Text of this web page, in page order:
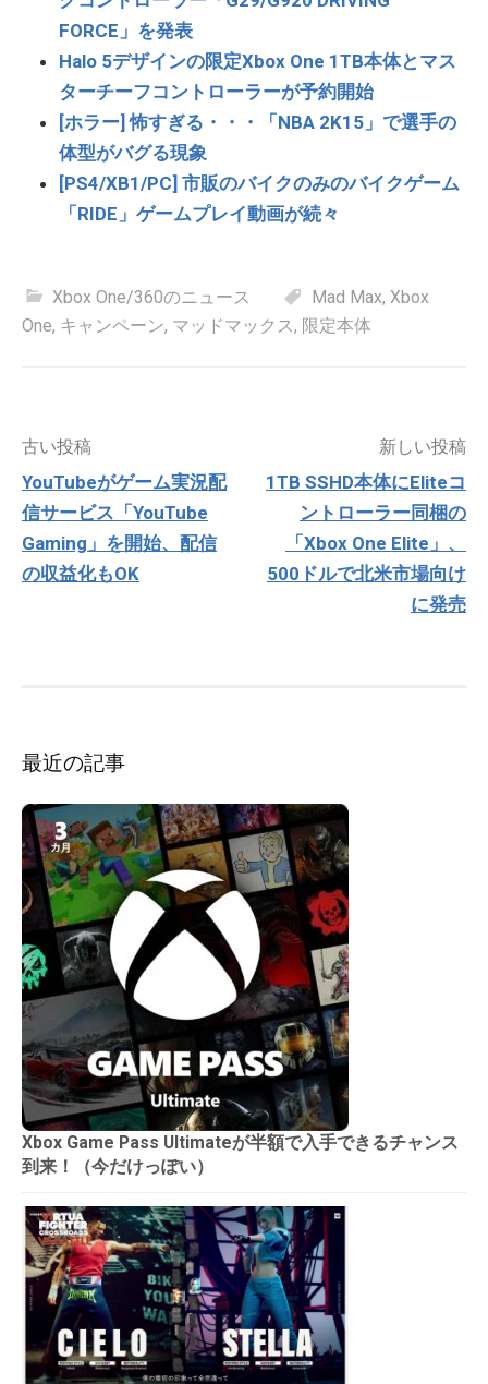
FORCE」を発表
Halo 5デザインの限定Xbox One 1TB本体とマス
ターチーフコントローラーが予約開始
[ホラー] 怖すぎる・・・「NBA 2K15」で選手の
体型がバグる現象
[PS4/XB1/PC] 市販のバイクのみのバイクゲーム
「RIDE」ゲームプレイ動画が続々
Xbox One/360のニュース Mad Max, Xbox
One, キャンペーン, マッドマックス, 限定本体
投
ナ
ビ
ゲ
ー
シ
古い投稿
YouTubeがゲーム実況配
信サービス「YouTube
Gaming」を開始、配信
の収益化もOK
新しい投稿
1TB SSHD本体にEliteコ
ントローラー同梱の
「Xbox One Elite」、
500ドルで北米市場向け
に発売
最近の記事
Xbox Game Pass Ultimateが半額で入手できるチャンス
到来！（今だけっぽい）